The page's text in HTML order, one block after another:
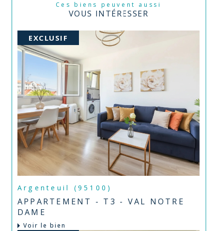
Ces biens peuvent aussi
VOUS INTÉRESSER
EXCLUSIF
Argenteuil (95100)
APPARTEMENT - T3 - VAL NOTRE
DAME
Voir le bien